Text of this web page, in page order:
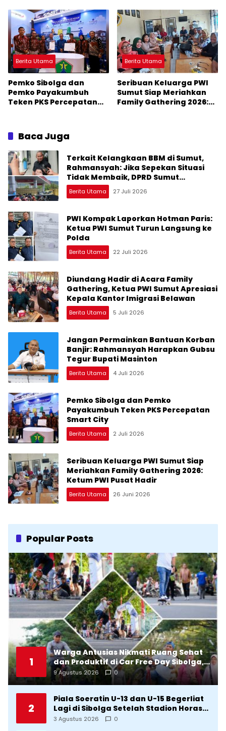
Belawan
Masinton
Berita Utama
Pemko Sibolga dan
Pemko Payakumbuh
Teken PKS Percepatan
Berita Utama
Seribuan Keluarga PWI
Sumut Siap Meriahkan
Family Gathering 2026:
Baca Juga
Terkait Kelangkaan BBM di Sumut,
Rahmansyah: Jika Sepekan Situasi
Tidak Membaik, DPRD Sumut
Keluarkan Rekomendasi
Berita Utama 27 Juli 2026
PWI Kompak Laporkan Hotman Paris:
Ketua PWI Sumut Turun Langsung ke
Polda
Berita Utama 22 Juli 2026
Diundang Hadir di Acara Family
Gathering, Ketua PWI Sumut Apresiasi
Kepala Kantor Imigrasi Belawan
Berita Utama 5 Juli 2026
Jangan Permainkan Bantuan Korban
Banjir: Rahmansyah Harapkan Gubsu
Tegur Bupati Masinton
Berita Utama 4 Juli 2026
Pemko Sibolga dan Pemko
Payakumbuh Teken PKS Percepatan
Smart City
Berita Utama 2 Juli 2026
Seribuan Keluarga PWI Sumut Siap
Meriahkan Family Gathering 2026:
Ketum PWI Pusat Hadir
Berita Utama 26 Juni 2026
Popular Posts
1
Warga Antusias Nikmati Ruang Sehat
dan Produktif di Car Free Day Sibolga,
Wali Kota Ajak Pelaku UMKM
Manfaatkan CFD
9 Agustus 2026 0
2
Piala Soeratin U-13 dan U-15 Begerliat
Lagi di Sibolga Setelah Stadion Horas
Direvitalisasi Wali Kota
3 Agustus 2026 0